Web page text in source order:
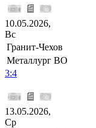
10.05.2026,
Вс
Гранит-Чехов
Металлург ВО
3:4
13.05.2026,
Ср